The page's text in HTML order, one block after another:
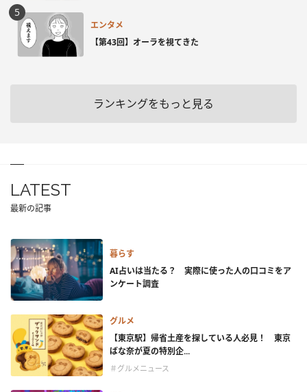
エンタメ
【第43回】オーラを視てきた
ランキングをもっと見る
LATEST
最新の記事
暮らす
AI占いは当たる？ 実際に使った人の口コミをア
ンケート調査
グルメ
【東京駅】帰省土産を探している人必見！ 東京
ばな奈が夏の特別企...
＃グルメニュース